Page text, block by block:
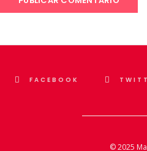
FACEBOOK
© 2025